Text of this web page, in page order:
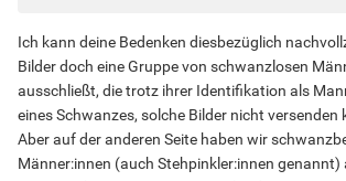
Ich kann deine Bedenken diesbezüglich
Bilder doch eine Gruppe von schwanzlosen
ausschließt, die trotz ihrer Identifikation als
eines Schwanzes, solche Bilder nicht versenden
Aber auf der anderen Seite haben wir
Männer:innen (auch Stehpinkler:innen genannt)